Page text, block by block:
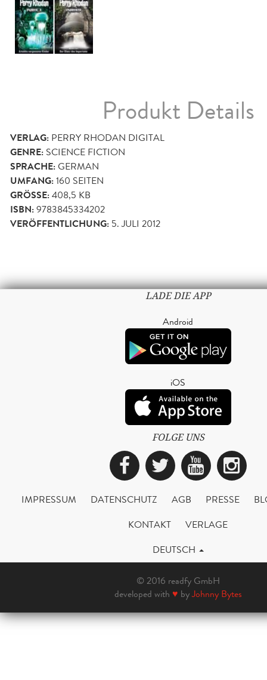
Produkt Details
VERLAG: PERRY RHODAN DIGITAL
GENRE: SCIENCE FICTION
SPRACHE:GERMAN
UMFANG:160 SEITEN
GRÖSSE: 408,5 KB
ISBN:9783845334202
VERÖFFENTLICHUNG: 5. JULI 2012
LADE DIE APP
Android
iOS
FOLGE UNS
Facebook
Twitter
IMPRESSUM DATENSCHUTZ AGB PRESSE
KONTAKT
VERLAGE
DEUTSCH
© 2016 readfy GmbH
developed with ♥ byJohnny Bytes